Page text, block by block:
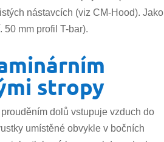
nástavcích (viz CM-Hood). Jako
50 mm profil T-bar).
stropy
dolů vstupuje vzduch do
umístěné obvykle v bočních